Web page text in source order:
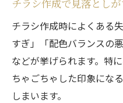
チラシ作成で見落とし
チラシ作成時によくある
すぎ」「配色バランスの
などが挙げられます。特
ちゃごちゃした印象にな
しまいます。